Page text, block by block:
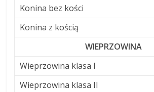
Konina bez kości
Konina z kością
WIEPRZOWINA
Wieprzowina klasa I
Wieprzowina klasa II